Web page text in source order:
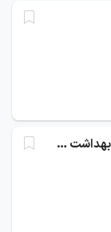
کارشناس ایمنی، مدیریت بحران و بهداشت حرفه ای نیروگاه